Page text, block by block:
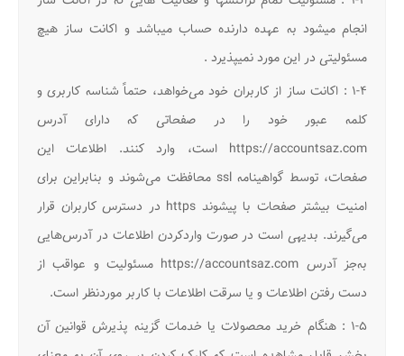
انجام میشود به عهده دارنده حساب میباشد و اکانت ساز هیچ
مسئولیتی در این مورد نمیپذیرد .
۱-۴ : اکانت ساز از کاربران خود می‌خواهد، حتماً شناسه کاربری و
کلمه عبور خود را در صفحاتی که دارای آدرس
https://accountsaz.com است، وارد کنند. اطلاعات این
صفحات، توسط گواهینامه ssl محافظت می‌شوند و بنابراین برای
امنیت بیشتر صفحات با پیشوند https در دسترس کاربران قرار
می‌گیرند. بدیهی است در صورت واردکردن اطلاعات در آدرس‌هایی
به‌جز آدرس https://accountsaz.com مسئولیت و عواقب از
دست رفتن اطلاعات و یا سرقت اطلاعات با کاربر موردنظر است.
۱-۵ : هنگام خرید محصولات یا خدمات گزینه پذیرش قوانین آن